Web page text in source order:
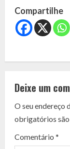
Compartilhe
C
n
t
i
Deixe um
O seu endereço
obrigatórios
Comentário *